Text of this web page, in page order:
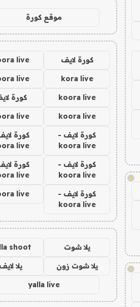
!
!
موقع كورة
كورة لايف live
kora live
live
koora live كورة
koora live
live
كورة لايف -
koora live
كورة
live
كورة لايف -
koora live
كورة
live
كورة لايف -
koora live
live
يلا شوت shoot
يلا شوت زون يلا لايف
yalla live